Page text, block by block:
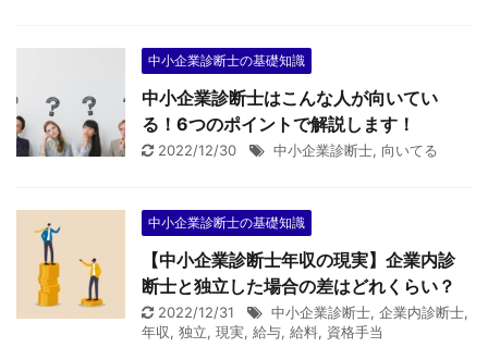
中小企業診断士の基礎知識
中小企業診断士はこんな人が向いてい
る！6つのポイントで解説します！
2022/12/30 中小企業診断士, 向いてる
中小企業診断士の基礎知識
【中小企業診断士年収の現実】企業内診
断士と独立した場合の差はどれくらい？
2022/12/31 中小企業診断士, 企業内診断士,
年収, 独立, 現実, 給与, 給料, 資格手当